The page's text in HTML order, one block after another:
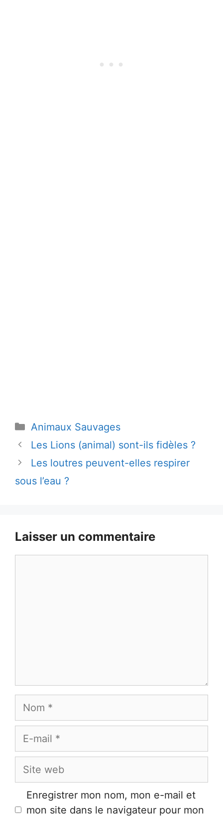
Catégories
Animaux Sauvages
Les Lions (animal) sont-ils fidèles ?
Les loutres peuvent-elles respirer
sous l’eau ?
Laisser un commentaire
Nom
E-
Site
Enregistrer mon nom, mon e-mail et
mon site dans le navigateur pour mon